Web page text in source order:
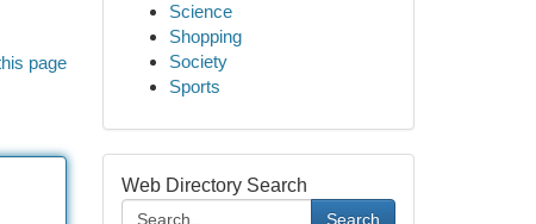
page
Science
Shopping
Society
Sports
Web Directory Search
Search